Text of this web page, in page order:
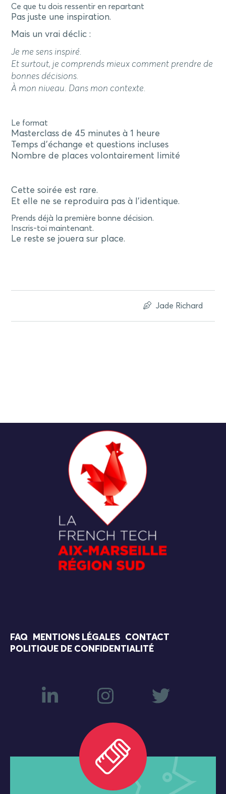
Ce que tu dois ressentir en repartant
Pas juste une inspiration.
Mais un vrai déclic :
Je me sens inspiré.
Et surtout, je comprends mieux comment prendre de
bonnes décisions.
À mon niveau. Dans mon contexte.
Le format
Masterclass de 45 minutes à 1 heure
Temps d’échange et questions incluses
Nombre de places volontairement limité
Cette soirée est rare.
Et elle ne se reproduira pas à l’identique.
Prends déjà la première bonne décision.
Inscris-toi maintenant.
Le reste se jouera sur place.
Jade Richard
FAQ MENTIONS LÉGALES
CONTACT
POLITIQUE DE CONFIDENTIALITÉ